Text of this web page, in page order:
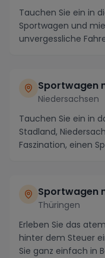
Tauchen Sie ein in
Sportwagen und
unvergessliche
Sportwagen
Niedersachsen
Tauchen Sie ein in
Stadland,
Faszination, einen
Sportwagen
Thüringen
Erleben Sie das
hinter dem Steuer
Sie ganz einfach in